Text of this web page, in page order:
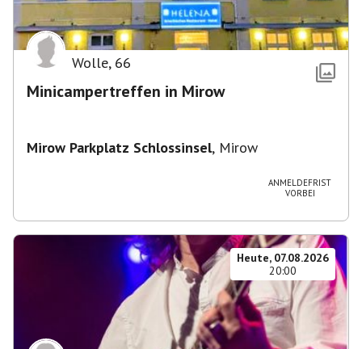
Wolle, 66
Minicampertreffen in Mirow
Mirow Parkplatz Schlossinsel, Mirow
ANMELDEFRIST
VORBEI
Heute, 07.08.2026
20:00